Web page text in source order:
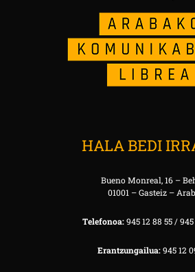
HALA BEDI
Bueno Monreal, 16 –
01001 – Gasteiz –
Telefonoa:945 12 88 55 / 945
Erantzungailua:945 12